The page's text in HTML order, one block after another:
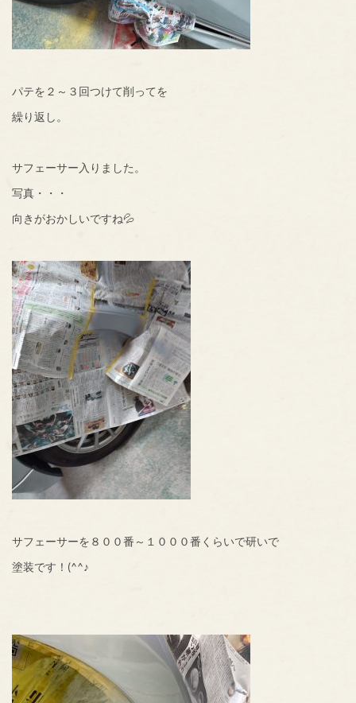
パテを２～３回つけて削ってを
繰り返し。
サフェーサー入りました。
写真・・・
向きがおかしいですね💦
サフェーサーを８００番～１０００番くらいで研いで
塗装です！(^^♪